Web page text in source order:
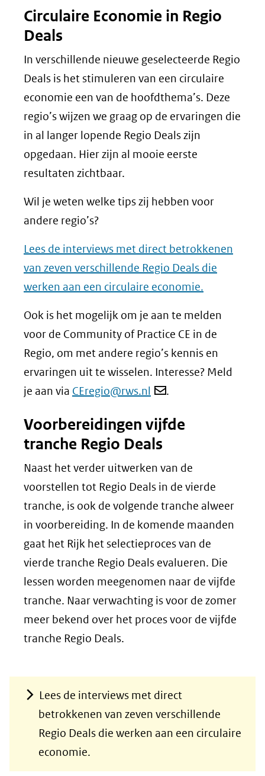
Circulaire Economie in Regio
Deals
In verschillende nieuwe geselecteerde Regio
Deals is het stimuleren van een circulaire
economie een van de hoofdthema’s. Deze
regio’s wijzen we graag op de ervaringen die
in al langer lopende Regio Deals zijn
opgedaan. Hier zijn al mooie eerste
resultaten zichtbaar.
Wil je weten welke tips zij hebben voor
andere regio’s?
Lees de interviews met direct betrokkenen
van zeven verschillende Regio Deals die
werken aan een circulaire economie.
Ook is het mogelijk om je aan te melden
voor de Community of Practice CE in de
Regio, om met andere regio’s kennis en
ervaringen uit te wisselen. Interesse? Meld
je aan via CEregio@rws.nl .
Voorbereidingen vijfde
tranche Regio Deals
Naast het verder uitwerken van de
voorstellen tot Regio Deals in de vierde
tranche, is ook de volgende tranche alweer
in voorbereiding. In de komende maanden
gaat het Rijk het selectieproces van de
vierde tranche Regio Deals evalueren. Die
lessen worden meegenomen naar de vijfde
tranche. Naar verwachting is voor de zomer
meer bekend over het proces voor de vijfde
tranche Regio Deals.
Lees de interviews met direct
betrokkenen van zeven verschillende
Regio Deals die werken aan een circulaire
economie.